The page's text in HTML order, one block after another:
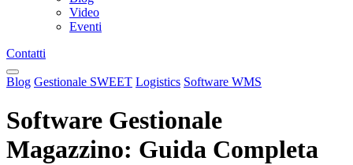
Video
Eventi
Contatti
Blog Gestionale SWEET Logistics Software WMS
Software Gestionale
Magazzino: Guida Completa